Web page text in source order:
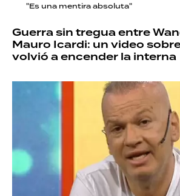
"Es una mentira absoluta"
Guerra sin tregua entre
Mauro Icardi: un video
volvió a encender la interna